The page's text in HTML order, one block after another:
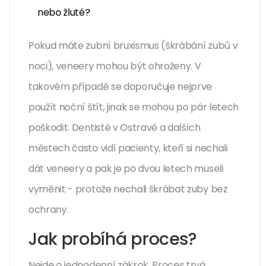
nebo žluté?
Pokud máte zubní bruxismus (škrábání zubů v
noci), veneery mohou být ohroženy. V
takovém případě se doporučuje nejprve
použít noční štít, jinak se mohou po pár letech
poškodit. Dentisté v Ostravě a dalších
městech často vidí pacienty, kteří si nechali
dát veneery a pak je po dvou letech museli
vyměnit - protože nechali škrábat zuby bez
ochrany.
Jak probíhá proces?